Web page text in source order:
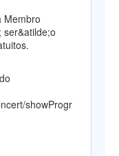
Membro
ser&atilde;o
showProgr